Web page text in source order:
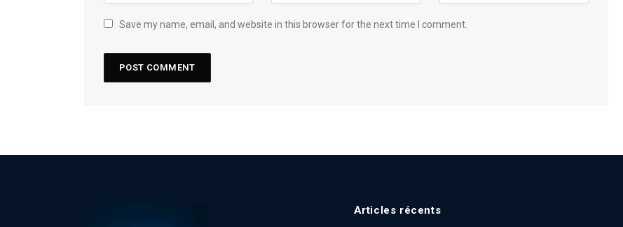
Save my name, email, and website in this browser for the next time I comment.
Articles récents